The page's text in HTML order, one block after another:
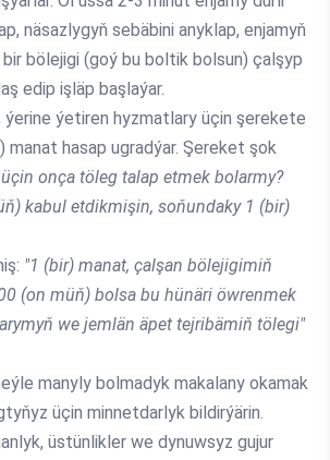
näsazlygyň sebäbini anyklap, enjamyň
bir bölejigi (goý bu boltik bolsun) çalşyp
edip işläp başlaýar.
ýerine ýetiren hyzmatlary üçin şerekete
manat hasap ugradýar. Şereket şok
onça töleg talap etmek bolarmy?
kabul etdikmişin, soňundaky 1 (bir)
"1 (bir) manat, çalşan bölejigimiň
(on müň) bolsa bu hünäri öwrenmek
we jemlän äpet tejribämiň tölegi"
manyly bolmadyk makalany okamak
üçin minnetdarlyk bildirýärin.
üstünlikler we dynuwsyz gujur